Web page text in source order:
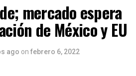
mercado espera
de México y EU
ago on febrero 6, 2022